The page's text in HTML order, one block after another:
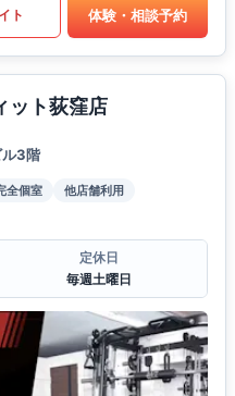
ト 体験・相談予約
ット荻窪店
3階
全個室
他店舗利用
定休日
毎週土曜日